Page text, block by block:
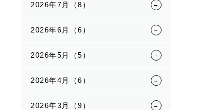
2026年7月（8）
2026年6月（6）
2026年5月（5）
2026年4月（6）
2026年3月（9）